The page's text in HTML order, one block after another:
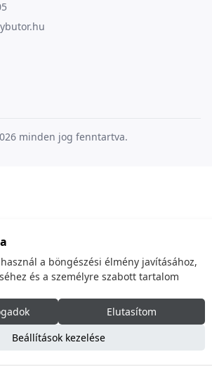
minden jog fenntartva.
a böngészési élmény javításához,
és a személyre szabott tartalom
Elutasítom
Beállítások kezelése